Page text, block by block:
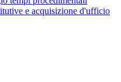
e acquisizione d'ufficio